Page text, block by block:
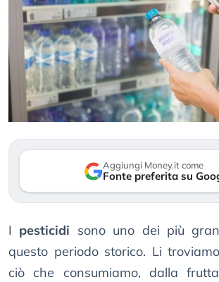
Aggiungi Money.it come
Fonte preferita su
I pesticidi sono uno dei più
questo periodo storico. Li
ciò che consumiamo, dalla